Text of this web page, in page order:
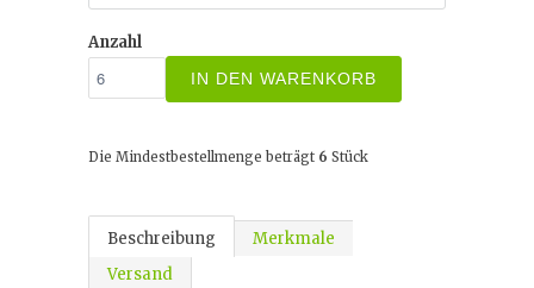
Anzahl
IN DEN WARENKORB
Die Mindestbestellmenge beträgt 6 Stück
Beschreibung
Merkmale
Versand